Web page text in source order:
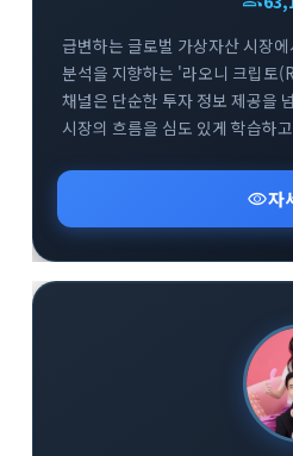
급변하는 글로벌 가상자산 시장
분석을 지향하는 '라오니 크립
채널은 단순한 투자 정보 제공을
시장의 흐름을 심도 있게 학습하
드리며, 소통을 위한 대화방
건전한 정보 교류를 돕고 있습니
생태계에서 함께 공부하며 스마
visibility자